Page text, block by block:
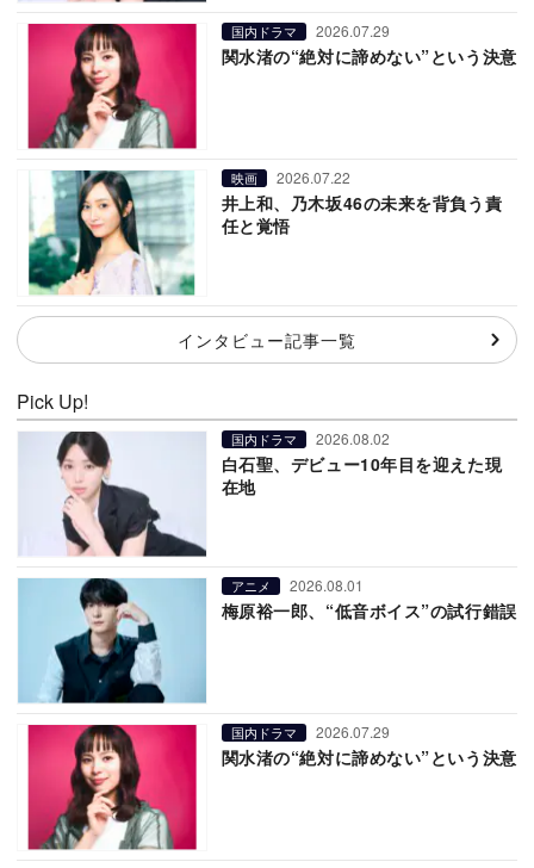
国内ドラマ 2026.07.29
関水渚の“絶対に諦めない”という決意
映画 2026.07.22
井上和、乃木坂46の未来を背負う責
任と覚悟
インタビュー記事一覧
Pick Up!
国内ドラマ 2026.08.02
白石聖、デビュー10年目を迎えた現
在地
アニメ 2026.08.01
梅原裕一郎、“低音ボイス”の試行錯誤
国内ドラマ 2026.07.29
関水渚の“絶対に諦めない”という決意